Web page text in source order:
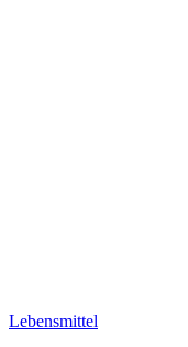
Lebensmittel